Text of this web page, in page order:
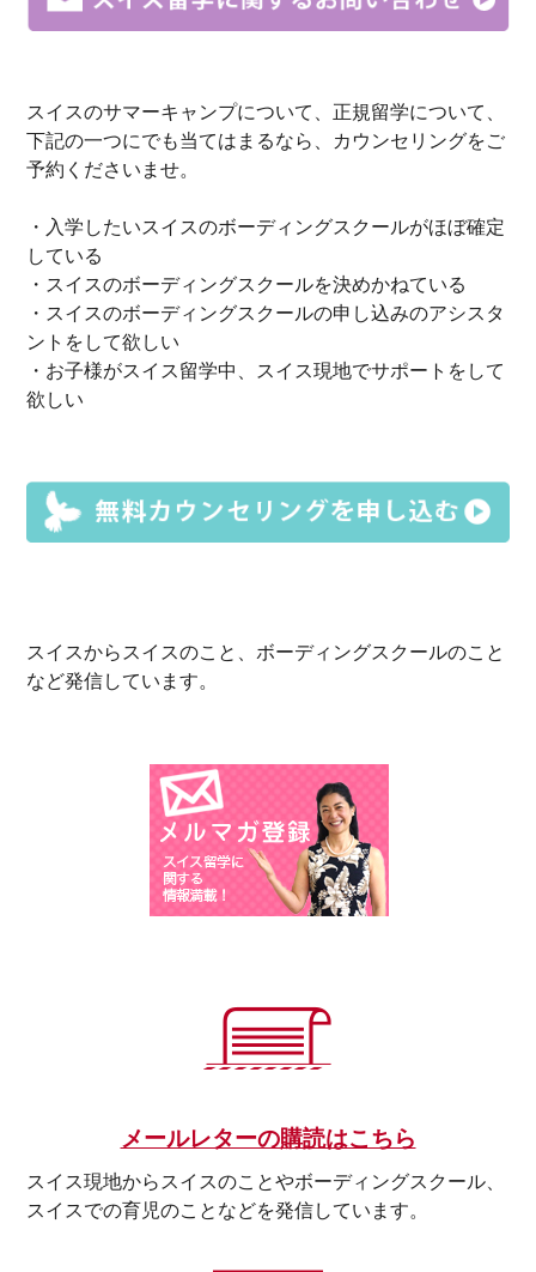
スイスのサマーキャンプについて、 正規留学について、
下記の一つにでも当てはまるなら、 カウンセリングをご
予約 くださいませ。
・入学したいスイスのボーディングスクールがほぼ確定
している
・スイスのボーディングスクールを決めかねている
・スイスのボーディングスクールの申し込みのアシスタ
ントをして欲しい
・お子様がスイス留学中、スイス現地でサポートをして
欲しい
スイスからスイスのこと、ボーディングスクールのこと
など発信しています。
メールレターの購読はこちら
スイス現地からスイスのことやボーディングスクール、
スイスでの育児のことなどを発信しています。